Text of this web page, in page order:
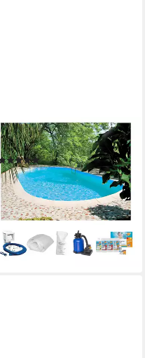
SUMMER FUN
Ovalpool (Set)
(1)
ab 1.252,54 € UVP1.749,00 €
36,36 €mtl. in 48 Raten
-28%
lieferbar in 2 Wochen